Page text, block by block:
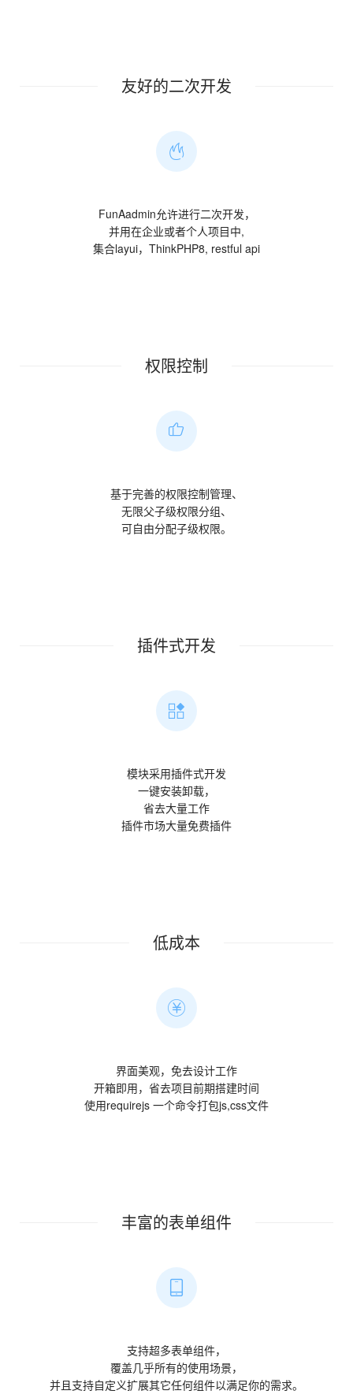
友好的二次开发
FunAadmin允许进行二次开发，
并用在企业或者个人项目中,
集合layui，ThinkPHP8, restful api
权限控制
基于完善的权限控制管理、
无限父子级权限分组、
可自由分配子级权限。
插件式开发
模块采用插件式开发
一键安装卸载，
省去大量工作
插件市场大量免费插件
低成本
界面美观，免去设计工作
开箱即用，省去项目前期搭建时间
使用requirejs 一个命令打包js,css文件
丰富的表单组件
支持超多表单组件，
覆盖几乎所有的使用场景，
并且支持自定义扩展其它任何组件以满足你的需求。